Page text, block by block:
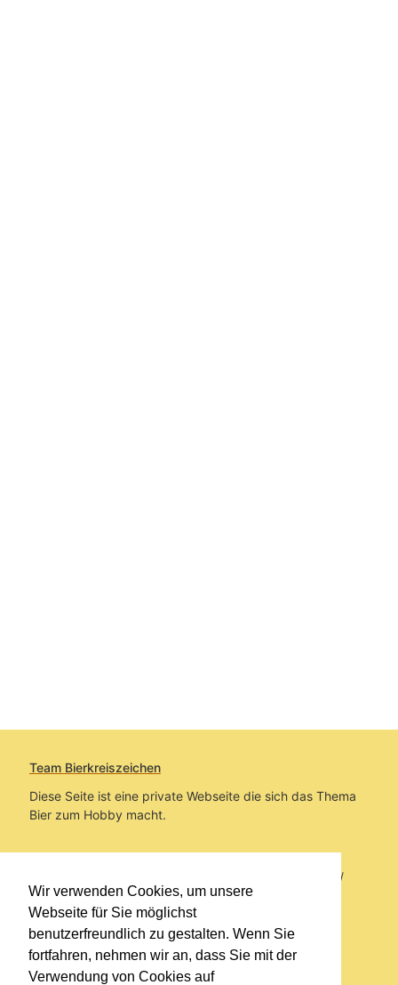
Wir verwenden Cookies, um unsere
Webseite für Sie möglichst
benutzerfreundlich zu gestalten. Wenn Sie
fortfahren, nehmen wir an, dass Sie mit der
Verwendung von Cookies auf
Team Bierkreiszeichen
Diese Seite ist eine private Webseite die sich das Thema
Bier zum Hobby macht.
Sie befinden sich auf https://www.bierkreiszeichen.at/
im Pfad:Übers Bier/Bierlokale
Erstellt: 2020-02-23
Links